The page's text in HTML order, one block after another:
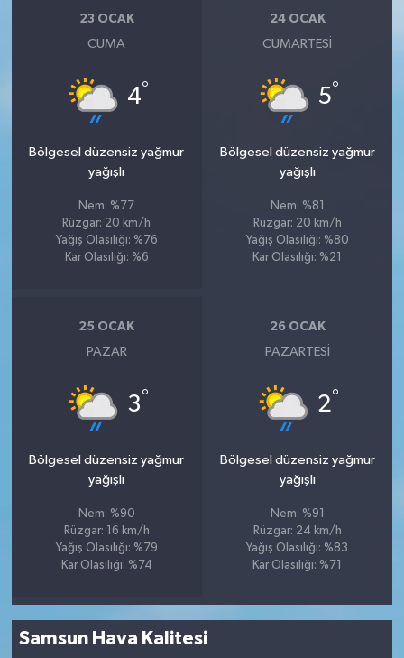
23 OCAK
CUMA
4°
Bölgesel düzensiz yağmur
yağışlı
Nem: %77
Rüzgar: 20 km/h
Yağış Olasılığı: %76
Kar Olasılığı: %6
24 OCAK
CUMARTESI
5°
Bölgesel düzensiz yağmur
yağışlı
Nem: %81
Rüzgar: 20 km/h
Yağış Olasılığı: %80
Kar Olasılığı: %21
25 OCAK
PAZAR
3°
Bölgesel düzensiz yağmur
yağışlı
Nem: %90
Rüzgar: 16 km/h
Yağış Olasılığı: %79
Kar Olasılığı: %74
26 OCAK
PAZARTESI
2°
Bölgesel düzensiz yağmur
yağışlı
Nem: %91
Rüzgar: 24 km/h
Yağış Olasılığı: %83
Kar Olasılığı: %71
Samsun Hava Kalitesi